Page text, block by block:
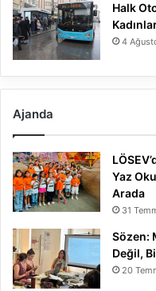
Halk
4
Ajanda
Yaz
Arada
31
Sözen:
Değil,
20